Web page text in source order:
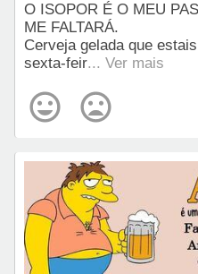
O ISOPOR É O MEU
ME FALTARÁ.
Cerveja gelada que
sexta-feir... Ver mais